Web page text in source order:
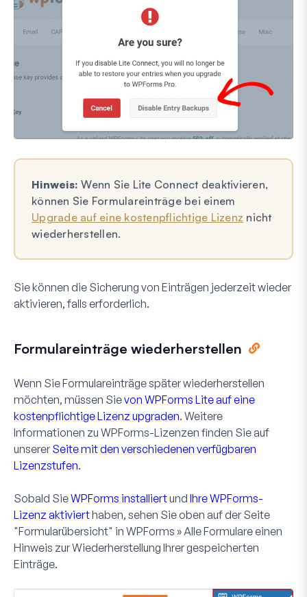
Hinweis: Wenn Sie Lite Connect deaktivieren,
können Sie Formulareinträge bei einem
Upgrade auf eine kostenpflichtige Lizenz nicht
wiederherstellen.
Sie können die Sicherung von Einträgen jederzeit wieder
aktivieren, falls erforderlich.
Formulareinträge wiederherstellen
Wenn Sie Formulareinträge später wiederherstellen
möchten, müssen Sievon WPForms Lite auf eine
kostenpflichtige Lizenz upgraden. Weitere
Informationen zu WPForms-Lizenzen finden Sie auf
unserer Seite mit den verschiedenen verfügbaren
Lizenzstufen.
Sobald SieWPForms installiertund Ihre WPForms-
Lizenz aktivierthaben, sehen Sie oben auf der Seite
"Formularübersicht" in WPForms » Alle Formulareeinen
Hinweis zur Wiederherstellung Ihrer gespeicherten
Einträge.